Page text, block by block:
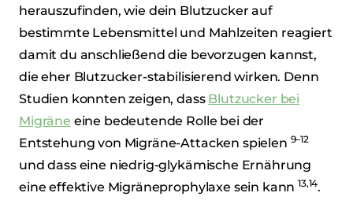
herauszufinden, wie dein Blutzucker auf
bestimmte Lebensmittel und Mahlzeiten reagiert
damit du anschließend die bevorzugen kannst,
die eher Blutzucker-stabilisierend wirken. Denn
Studien konnten zeigen, dass Blutzucker bei
Migräne eine bedeutende Rolle bei der
Entstehung von Migräne-Attacken spielen 9–12
und dass eine niedrig-glykämische Ernährung
eine effektive Migräneprophylaxe sein kann 13,14.